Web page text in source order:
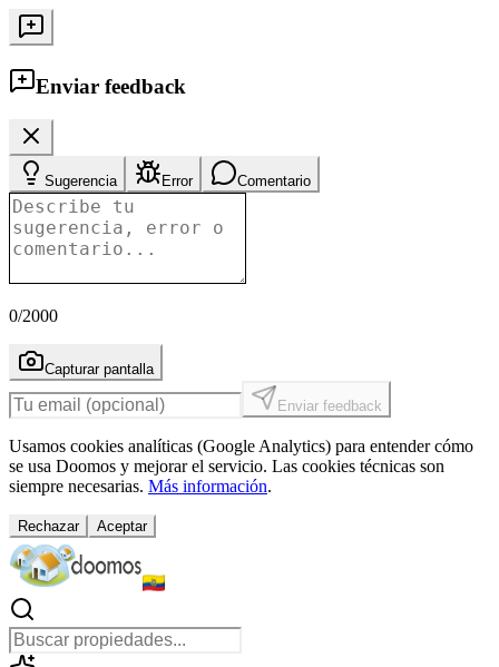
Enviar feedback
Sugerencia Error Comentario
0/2000
Capturar pantalla
Enviar feedback
Usamos cookies analíticas (Google Analytics) para entender cómo
se usa Doomos y mejorar el servicio. Las cookies técnicas son
siempre necesarias. Más información.
Rechazar Aceptar